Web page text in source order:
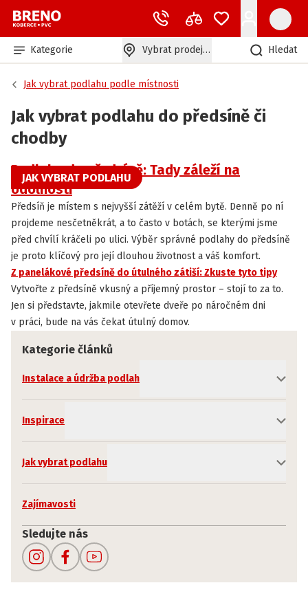
Kategorie Vybrat prodejnu Hledat
Jak vybrat podlahu podle místnosti
Jak vybrat podlahu do předsíně či
chodby
JAK VYBRAT PODLAHU
Podlaha do předsíně: Tady záleží na
odolnosti
Předsíň je místem s nejvyšší zátěží v celém bytě. Denně po ní
projdeme nesčetněkrát, a to často v botách, se kterými jsme
před chvílí kráčeli po ulici. Výběr správné podlahy do předsíně
je proto klíčový pro její dlouhou životnost a váš komfort.
INSPIRACE
Z panelákové předsíně do útulného zátiší: Zkuste tyto tipy
Vytvořte z předsíně vkusný a příjemný prostor – stojí to za to.
Jen si představte, jakmile otevřete dveře po náročném dni
v práci, bude na vás čekat útulný domov.
Kategorie článků
Instalace a údržba podlah
Inspirace
Jak vybrat podlahu
Zajímavosti
Sledujte nás